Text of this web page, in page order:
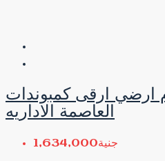
شقه 190م ارضي ارقى كمبوندات
العاصمة الاداريه
جنية1,634,000